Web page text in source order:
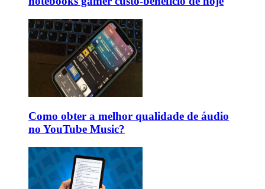
Como obter a melhor qualidade de áudio
no YouTube Music?